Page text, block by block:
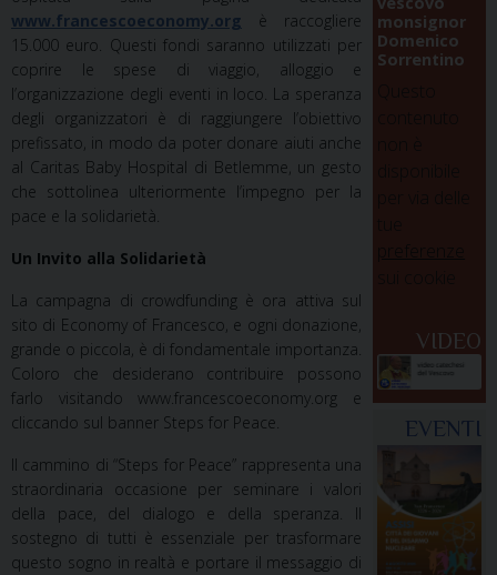
www.francescoeconomy.org è raccogliere
15.000 euro. Questi fondi saranno utilizzati per
coprire le spese di viaggio, alloggio e
l’organizzazione degli eventi in loco. La speranza
degli organizzatori è di raggiungere l’obiettivo
prefissato, in modo da poter donare aiuti anche
al Caritas Baby Hospital di Betlemme, un gesto
che sottolinea ulteriormente l’impegno per la
pace e la solidarietà.
Un Invito alla Solidarietà
La campagna di crowdfunding è ora attiva sul
sito di Economy of Francesco, e ogni donazione,
grande o piccola, è di fondamentale importanza.
Coloro che desiderano contribuire possono
farlo visitando www.francescoeconomy.org e
cliccando sul banner Steps for Peace.
Il cammino di “Steps for Peace” rappresenta una
straordinaria occasione per seminare i valori
della pace, del dialogo e della speranza. Il
sostegno di tutti è essenziale per trasformare
questo sogno in realtà e portare il messaggio di
monsignor
Domenico
Sorrentino
VIDEO
EVENTI